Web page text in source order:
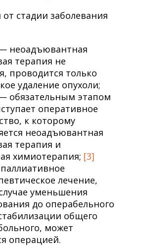
стадии заболевания
неоадъювантная
терапия не
проводится только
удаление опухоли;
обязательным этапом
оперативное
к которому
неоадъювантная
терапия и
химиотерапия; [3]
лечение,
уменьшения
до операбельного
общего
может
операцией.